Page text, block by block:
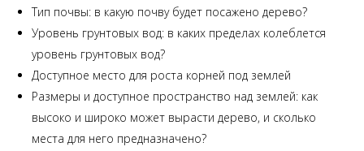
Тип почвы: в какую почву будет посажено дерево?
Уровень грунтовых вод: в каких пределах колеблется
уровень грунтовых вод?
Доступное место для роста корней под землей
Размеры и доступное пространство над землей: как
высоко и широко может вырасти дерево, и сколько
места для него предназначено?